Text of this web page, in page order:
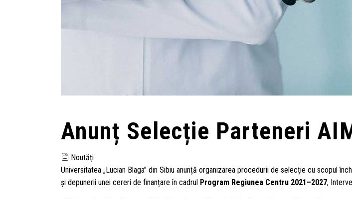
Anunț Selecție Parteneri
Noutăți
Universitatea „Lucian Blaga” din Sibiu anunță organizarea procedurii de selecție cu scopul
și depunerii unei cereri de finanțare în cadrul Program Regiunea Centru 2021–2027,